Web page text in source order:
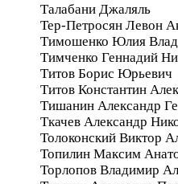
Талабани Джаляль
Тер-Петросян Левон
Тимошенко Юлия
Тимченко Геннадий
Титов Борис Юрьевич
Титов Константин
Тишанин Александр
Ткачев Александр
Толоконский Виктор
Топилин Максим
Торлопов Владимир